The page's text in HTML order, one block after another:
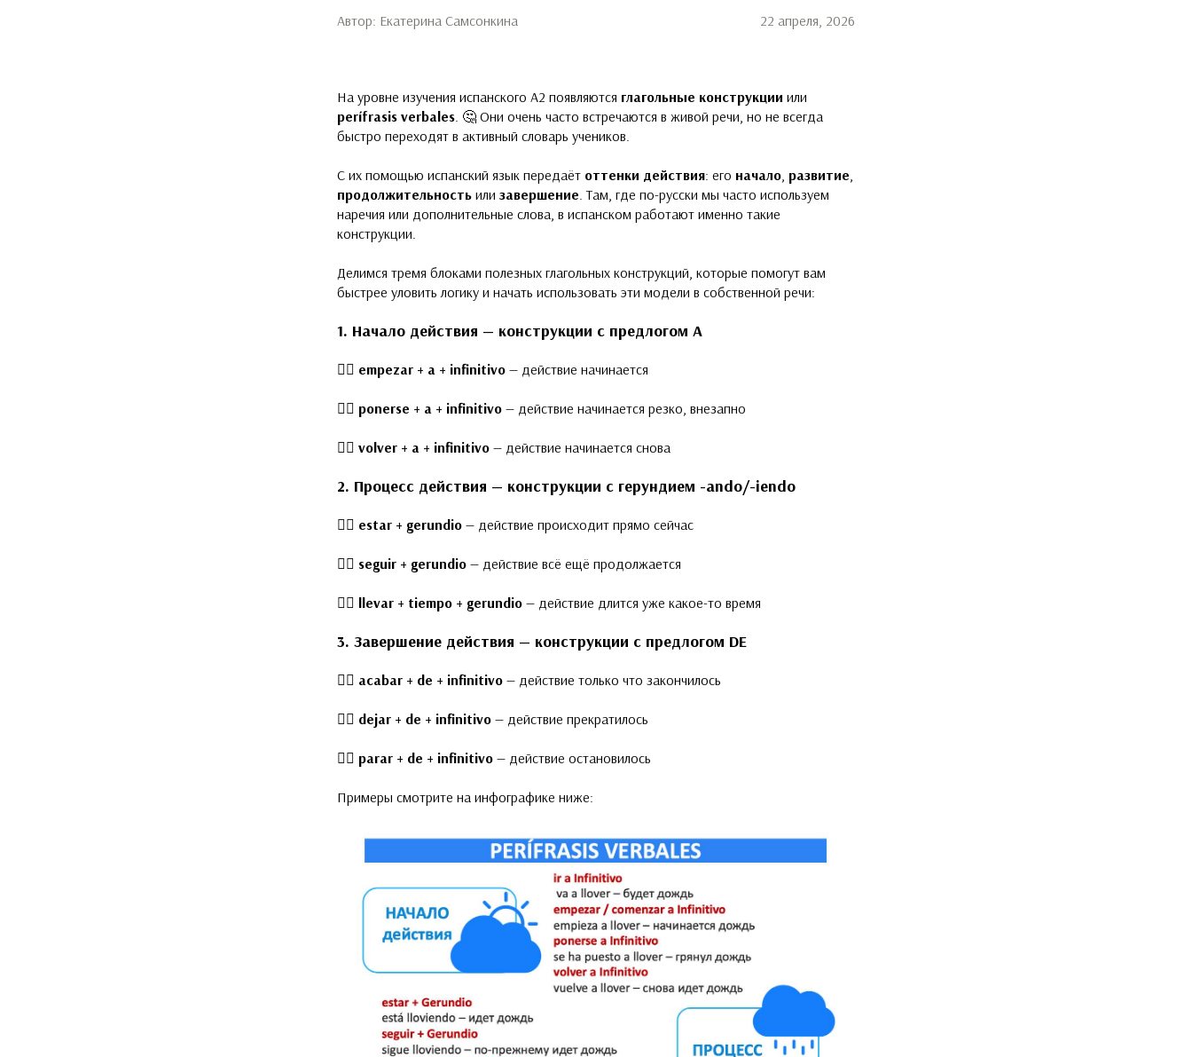
Автор: Екатерина Самсонкина 22 апреля, 2026
На уровне изучения испанского А2 появляются глагольные конструкции или
perífrasis verbales. 🤔 Они очень часто встречаются в живой речи, но не всегда
быстро переходят в активный словарь учеников.
С их помощью испанский язык передаёт оттенки действия: его начало, развитие,
продолжительность или завершение. Там, где по-русски мы часто используем
наречия или дополнительные слова, в испанском работают именно такие
конструкции.
Делимся тремя блоками полезных глагольных конструкций, которые помогут вам
быстрее уловить логику и начать использовать эти модели в собственной речи:
1. Начало действия — конструкции с предлогом А
👉🏻 empezar + a + infinitivo — действие начинается
👉🏻 ponerse + a + infinitivo — действие начинается резко, внезапно
👉🏻 volver + a + infinitivo — действие начинается снова
2. Процесс действия — конструкции с герундием -ando/-iendo
👉🏻 estar + gerundio — действие происходит прямо сейчас
👉🏻 seguir + gerundio — действие всё ещё продолжается
👉🏻 llevar + tiempo + gerundio — действие длится уже какое-то время
3. Завершение действия — конструкции с предлогом DE
👉🏻 acabar + de + infinitivo — действие только что закончилось
👉🏻 dejar + de + infinitivo — действие прекратилось
👉🏻 parar + de + infinitivo — действие остановилось
Примеры смотрите на инфографике ниже: